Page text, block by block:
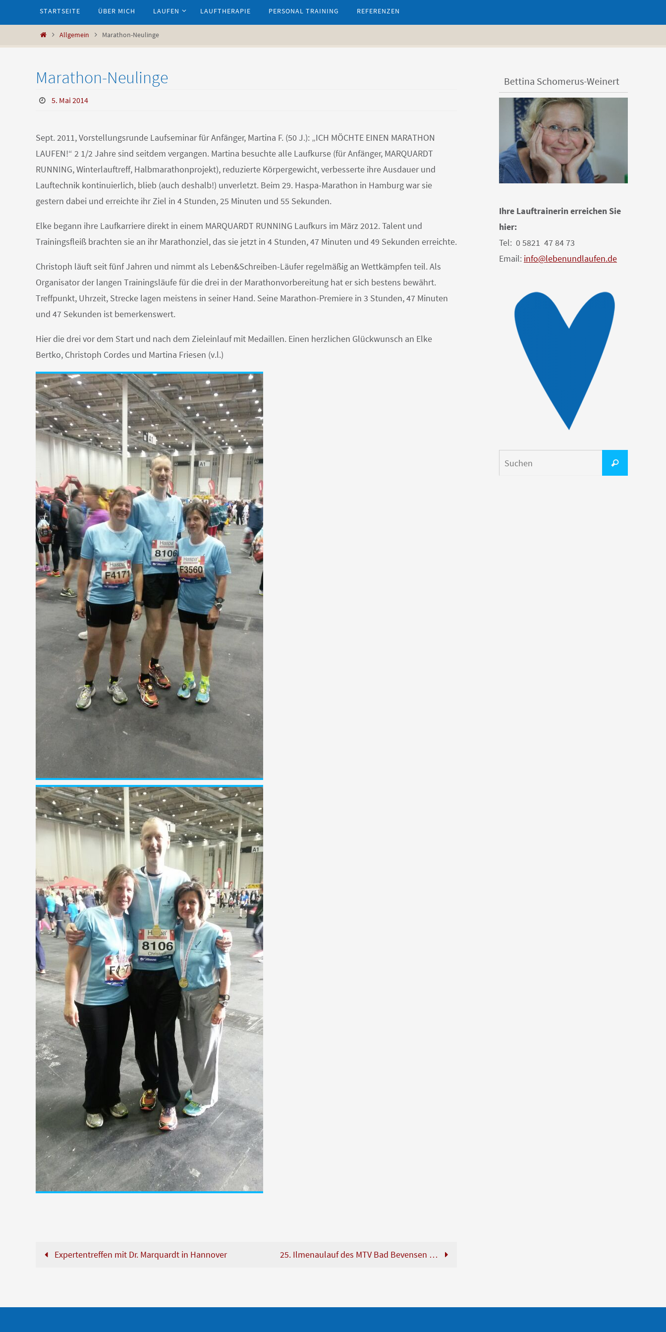
springen
STARTSEITE ÜBER MICH LAUFEN LAUFTHERAPIE PERSONAL TRAINING REFERENZEN
StartAllgemein Marathon-Neulinge
Marathon-Neulinge
5. Mai 2014
Sept. 2011, Vorstellungsrunde Laufseminar für Anfänger, Martina F. (50 J.): „ICH MÖCHTE EINEN MARATHON
LAUFEN!“ 2 1/2 Jahre sind seitdem vergangen. Martina besuchte alle Laufkurse (für Anfänger, MARQUARDT
RUNNING, Winterlauftreff, Halbmarathonprojekt), reduzierte Körpergewicht, verbesserte ihre Ausdauer und
Lauftechnik kontinuierlich, blieb (auch deshalb!) unverletzt. Beim 29. Haspa-Marathon in Hamburg war sie
gestern dabei und erreichte ihr Ziel in 4 Stunden, 25 Minuten und 55 Sekunden.
Elke begann ihre Laufkarriere direkt in einem MARQUARDT RUNNING Laufkurs im März 2012. Talent und
Trainingsfleiß brachten sie an ihr Marathonziel, das sie jetzt in 4 Stunden, 47 Minuten und 49 Sekunden erreichte.
Christoph läuft seit fünf Jahren und nimmt als Leben&Schreiben-Läufer regelmäßig an Wettkämpfen teil. Als
Organisator der langen Trainingsläufe für die drei in der Marathonvorbereitung hat er sich bestens bewährt.
Treffpunkt, Uhrzeit, Strecke lagen meistens in seiner Hand. Seine Marathon-Premiere in 3 Stunden, 47 Minuten
und 47 Sekunden ist bemerkenswert.
Hier die drei vor dem Start und nach dem Zieleinlauf mit Medaillen. Einen herzlichen Glückwunsch an Elke
Bertko, Christoph Cordes und Martina Friesen (v.l.)
Expertentreffen mit Dr. Marquardt in Hannover 25. Ilmenaulauf des MTV Bad Bevensen …
Bettina Schomerus-Weinert
Ihre Lauftrainerin erreichen Sie
hier:
Tel: 0 5821 47 84 73
Email: info@lebenundlaufen.de
nach:
Suchen